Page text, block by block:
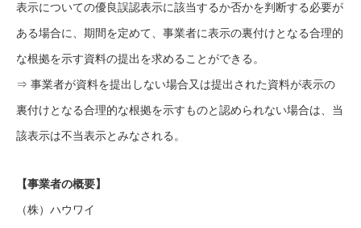
表示についての優良誤認表示に該当するか否かを判断する必要が
ある場合に、期間を定めて、事業者に表示の裏付けとなる合理的
な根拠を示す資料の提出を求めることができる。
⇒ 事業者が資料を提出しない場合又は提出された資料が表示の
裏付けとなる合理的な根拠を示すものと認められない場合は、当
該表示は不当表示とみなされる。
【事業者の概要】
（株）ハウワイ